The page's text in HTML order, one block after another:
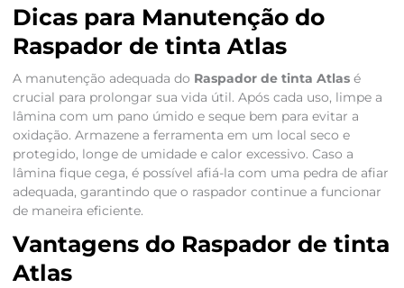
Dicas para Manutenção do
Raspador de tinta Atlas
A manutenção adequada do Raspador de tinta Atlasé
crucial para prolongar sua vida útil. Após cada uso, limpe a
lâmina com um pano úmido e seque bem para evitar a
oxidação. Armazene a ferramenta em um local seco e
protegido, longe de umidade e calor excessivo. Caso a
lâmina fique cega, é possível afiá-la com uma pedra de afiar
adequada, garantindo que o raspador continue a funcionar
de maneira eficiente.
Vantagens do Raspador de tinta
Atlas